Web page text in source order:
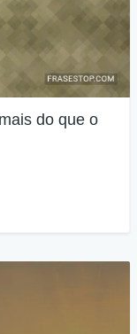
do que o